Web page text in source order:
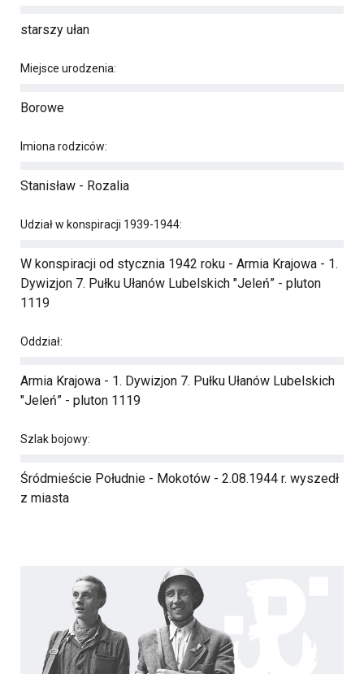
starszy ułan
Miejsce urodzenia:
Borowe
Imiona rodziców:
Stanisław - Rozalia
Udział w konspiracji 1939-1944:
W konspiracji od stycznia 1942 roku - Armia Krajowa - 1.
Dywizjon 7. Pułku Ułanów Lubelskich "Jeleń” - pluton
1119
Oddział:
Armia Krajowa - 1. Dywizjon 7. Pułku Ułanów Lubelskich
"Jeleń” - pluton 1119
Szlak bojowy:
Śródmieście Południe - Mokotów - 2.08.1944 r. wyszedł
z miasta